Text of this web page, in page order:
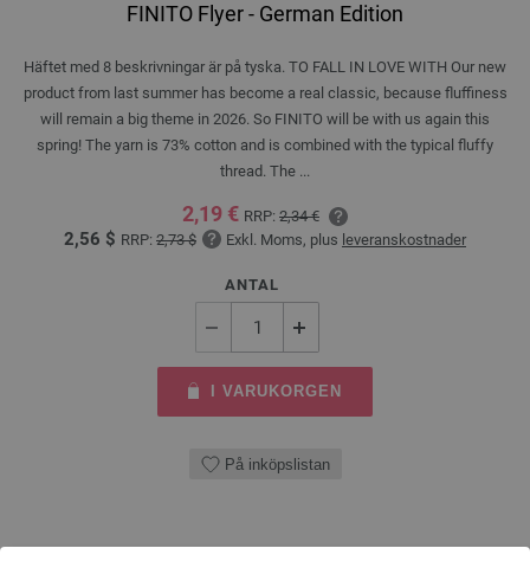
FINITO Flyer - German Edition
Häftet med 8 beskrivningar är på tyska. TO FALL IN LOVE WITH Our new
product from last summer has become a real classic, because fluffiness
will remain a big theme in 2026. So FINITO will be with us again this
spring! The yarn is 73% cotton and is combined with the typical fluffy
thread. The ...
2,19 € RRP: 2,34 €
2,56 $ RRP: 2,73 $ Exkl. Moms, plus leveranskostnader
ANTAL
I VARUKORGEN
På inköpslistan